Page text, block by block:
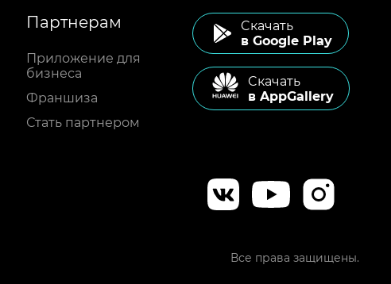
Партнерам
Приложение для
бизнеса
Франшиза
Стать партнером
Cкачать
в Google Play
Cкачать
в AppGallery
Все права защищены.